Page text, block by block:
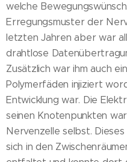
welche
Erregungsmuster der
letzten Jahren aber war
drahtlose
Zusätzlich war ihm auch
Polymerfäden injiziert
Entwicklung war. Die
seinen Knotenpunkten
Nervenzelle selbst.
sich in den